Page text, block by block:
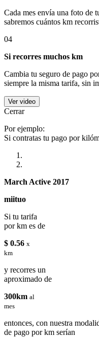
Cada mes envía una foto de
sabremos cuántos km
04
Si recorres muchos km
Cambia tu seguro de pago
siempre la misma tarifa, sin
Ver video
Cerrar
Por ejemplo:
Si contratas tu pago por
March Active 2017
miituo
Si tu tarifa
por km es de
$ 0.56 x
km
y recorres un
aproximado de
300km al
mes
entonces, con nuestra
de pago por km serían